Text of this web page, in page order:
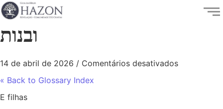
ובנות
14 de abril de 2026 / Comentários desativados
« Back to Glossary Index
E filhas